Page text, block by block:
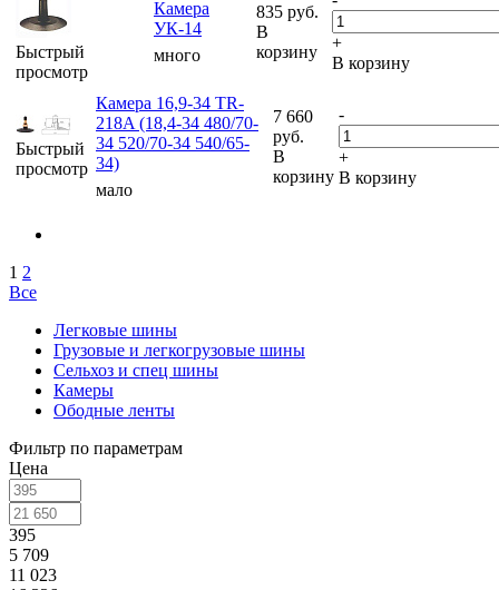
Быстрый
просмотр
Камера
УК-14
много
835 руб.
В
корзину
+
В корзину
Быстрый
просмотр
Камера 16,9-34 TR-
218A (18,4-34 480/70-
34 520/70-34 540/65-
34)
мало
7 660
руб.
В
корзину
-
+
В корзину
1 2
Все
Легковые шины
Грузовые и легкогрузовые шины
Сельхоз и спец шины
Камеры
Ободные ленты
Фильтр по параметрам
Цена
395
5 709
11 023